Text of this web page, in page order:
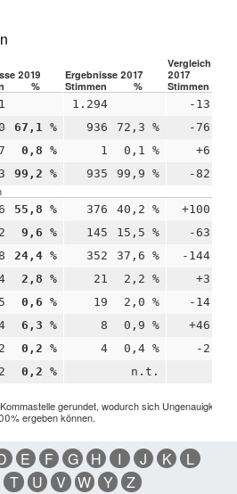
2019 Ergebnisse 2017
Vergleich
2017
% Stimmen % Stimmen
1.294 -13
67,1 % 936 72,3 % -76
0,8 % 1 0,1 % +6
99,2 % 935 99,9 % -82
55,8 % 376 40,2 % +100
9,6 % 145 15,5 % -63
24,4 % 352 37,6 % -144
2,8 % 21 2,2 % +3
5 0,6 % 19 2,0 % -14
6,3 % 8 0,9 % +46
2 0,2 % 4 0,4 % -2
2 0,2 % n.t.
gerundet, wodurch sich
ergeben können.
E F G H I J K
L
T U V W Y Z